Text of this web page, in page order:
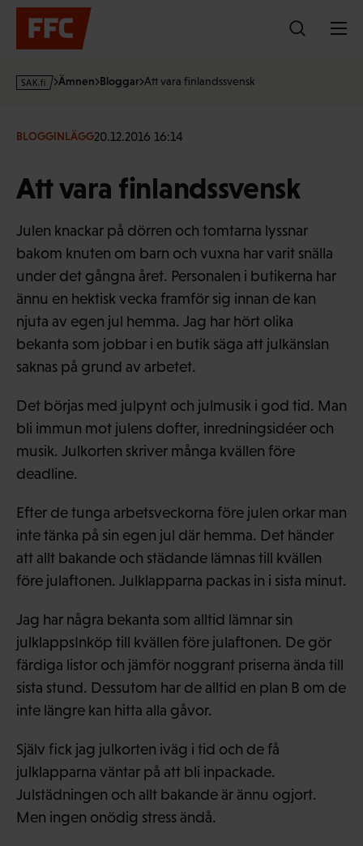
Hoppa
innehållet
s
·
Ämnen Bloggar Att vara finlandssvensk
BLOGGINLÄGG20.12.2016 16:14
Att vara finlandssvensk
Julen knackar på dörren och tomtarna lyssnar
bakom knuten om barn och vuxna har varit snälla
under det gångna året. Personalen i butikerna har
ännu en hektisk vecka framför sig innan de kan
njuta av egen jul hemma. Jag har hört olika
bekanta som jobbar i en butik säga att julkänslan
saknas på grund av arbetet.
Det börjas med julpynt och julmusik i god tid. Man
bli immun mot julens dofter, inredningsidéer och
musik. Julkorten skriver många kvällen före
deadline.
Efter de tunga arbetsveckorna före julen orkar man
inte tänka på sin egen jul där hemma. Det händer
att allt bakande och städande lämnas till kvällen
före julaftonen. Julklapparna packas in i sista minut.
Jag har några bekanta som alltid lämnar sin
julklappsInköp till kvällen före julaftonen. De gör
färdiga listor och jämför noggrant priserna ända till
sista stund. Dessutom har de alltid en plan B om de
inte längre kan hitta alla gåvor.
Själv fick jag julkorten iväg i tid och de få
julklapparna väntar på att bli inpackade.
Julstädningen och allt bakande är ännu ogjort.
Men ingen onödig stress ändå.